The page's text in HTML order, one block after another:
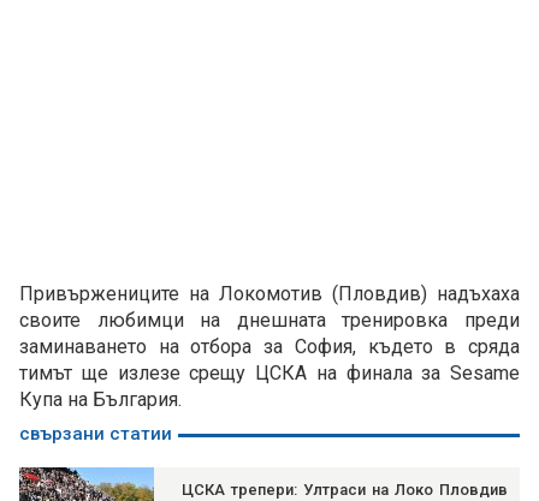
Привържениците на Локомотив (Пловдив) надъхаха
своите любимци на днешната тренировка преди
заминаването на отбора за София, където в сряда
тимът ще излезе срещу ЦСКА на финала за Sesame
Купа на България.
свързани статии
ЦСКА трепери: Ултраси на Локо Пловдив